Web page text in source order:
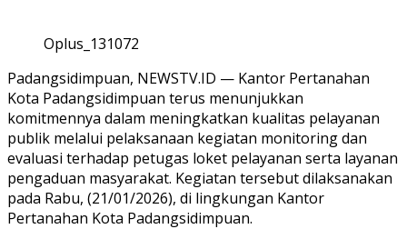
Oplus_131072
Padangsidimpuan, NEWSTV.ID — Kantor Pertanahan
Kota Padangsidimpuan terus menunjukkan
komitmennya dalam meningkatkan kualitas pelayanan
publik melalui pelaksanaan kegiatan monitoring dan
evaluasi terhadap petugas loket pelayanan serta layanan
pengaduan masyarakat. Kegiatan tersebut dilaksanakan
pada Rabu, (21/01/2026), di lingkungan Kantor
Pertanahan Kota Padangsidimpuan.